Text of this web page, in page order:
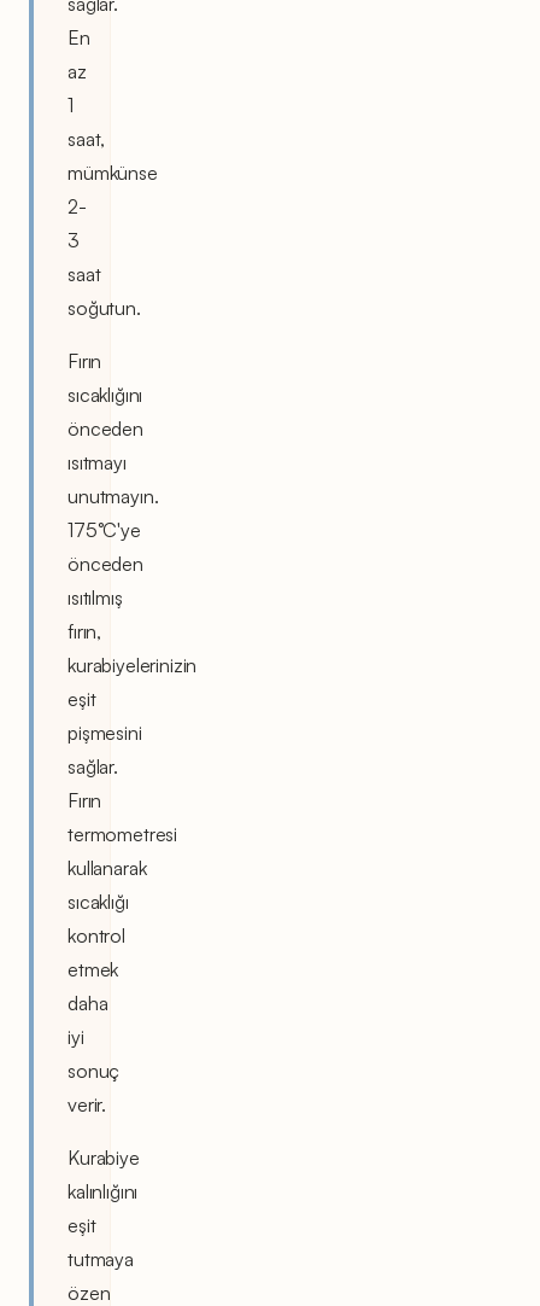
En
az
1
saat,
mümkünse
2-
3
saat
soğutun.
Fırın
sıcaklığını
önceden
ısıtmayı
unutmayın.
175°C'ye
önceden
ısıtılmış
fırın,
kurabiyelerinizin
eşit
pişmesini
sağlar.
Fırın
termometresi
kullanarak
sıcaklığı
kontrol
etmek
daha
iyi
sonuç
verir.
Kurabiye
kalınlığını
eşit
tutmaya
özen